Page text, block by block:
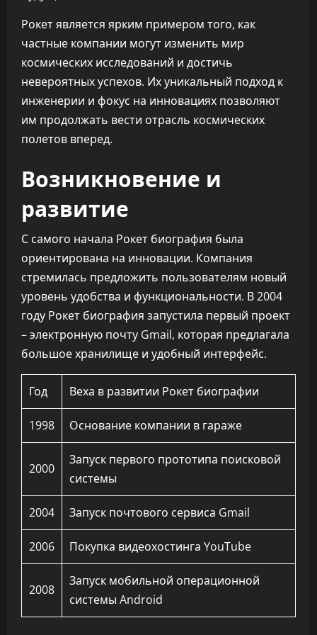
Рокет является ярким примером того, как
частные компании могут изменить мир
космических исследований и достичь
невероятных успехов. Их уникальный подход к
инженерии и фокус на инновациях позволяют
им продолжать вести отрасль космических
полетов вперед.
Возникновение и
развитие
С самого начала Рокет биография была
ориентирована на инновации. Компания
стремилась предложить пользователям новый
уровень удобства и функциональности. В 2004
году Рокет биография запустила первый проект
– электронную почту Gmail, которая предлагала
большое хранилище и удобный интерфейс.
Год Веха в развитии Рокет биографии
1998 Основание компании в гараже
2000
Запуск первого прототипа поисковой
системы
2004 Запуск почтового сервиса Gmail
2006 Покупка видеохостинга YouTube
2008
Запуск мобильной операционной
системы Android